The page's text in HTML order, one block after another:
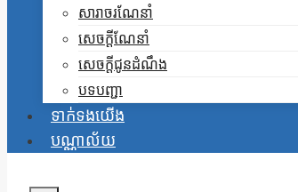
សារាចរណែនាំ
សេចក្តីណែនាំ
សេចក្តីជូនដំណឹង
បទបញ្ជា
ទាក់ទងយើង
បណ្ណាល័យ